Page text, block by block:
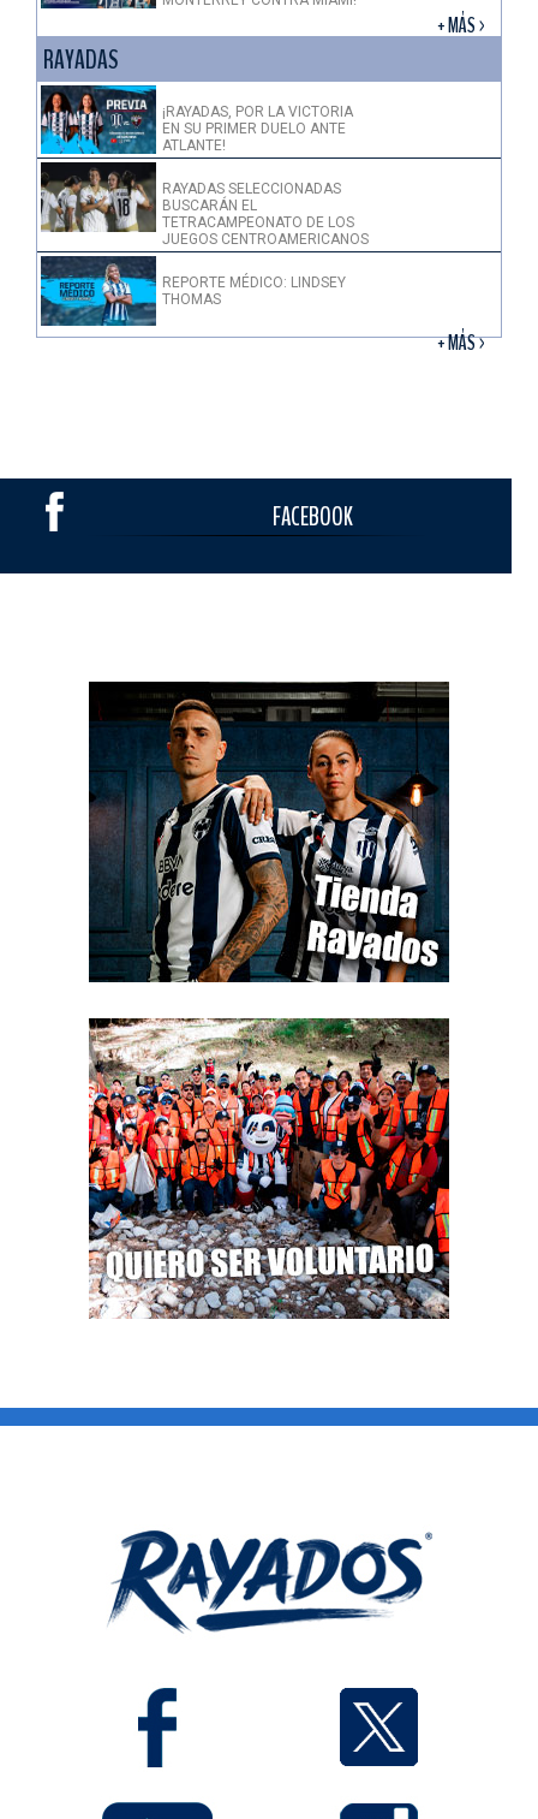
+ MÁS >
RAYADAS
¡RAYADAS, POR LA VICTORIA
EN SU PRIMER DUELO ANTE
ATLANTE!
RAYADAS SELECCIONADAS
BUSCARÁN EL
TETRACAMPEONATO DE LOS
JUEGOS CENTROAMERICANOS
REPORTE MÉDICO: LINDSEY
THOMAS
+ MÁS >
FACEBOOK